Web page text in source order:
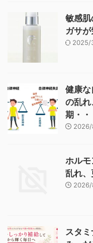
敏感
ガサが
2025/
健康
の乱
期・・
ホル
乱れ、
スタ